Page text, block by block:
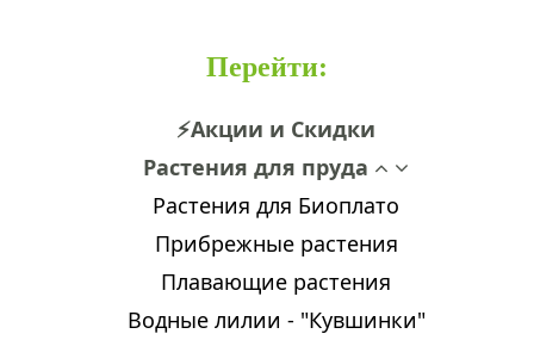
Перейти:
⚡Акции и Скидки
Растения для пруда
Растения для Биоплато
Прибрежные растения
Плавающие растения
Водные лилии - "Кувшинки"